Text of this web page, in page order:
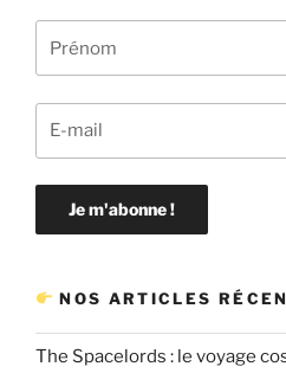
NOS ARTICLES
The Spacelords : le voyage